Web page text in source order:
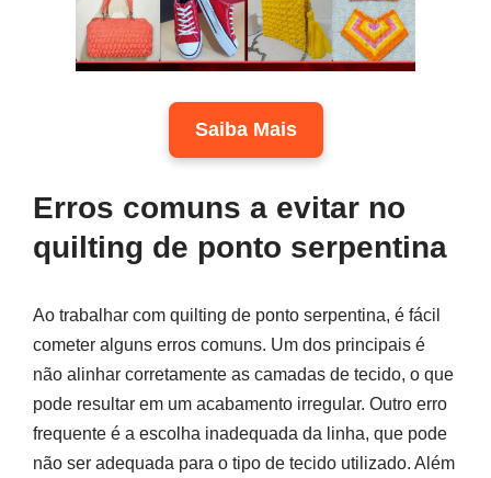
Saiba Mais
Erros comuns a evitar no
quilting de ponto serpentina
Ao trabalhar com quilting de ponto serpentina, é fácil
cometer alguns erros comuns. Um dos principais é
não alinhar corretamente as camadas de tecido, o que
pode resultar em um acabamento irregular. Outro erro
frequente é a escolha inadequada da linha, que pode
não ser adequada para o tipo de tecido utilizado. Além